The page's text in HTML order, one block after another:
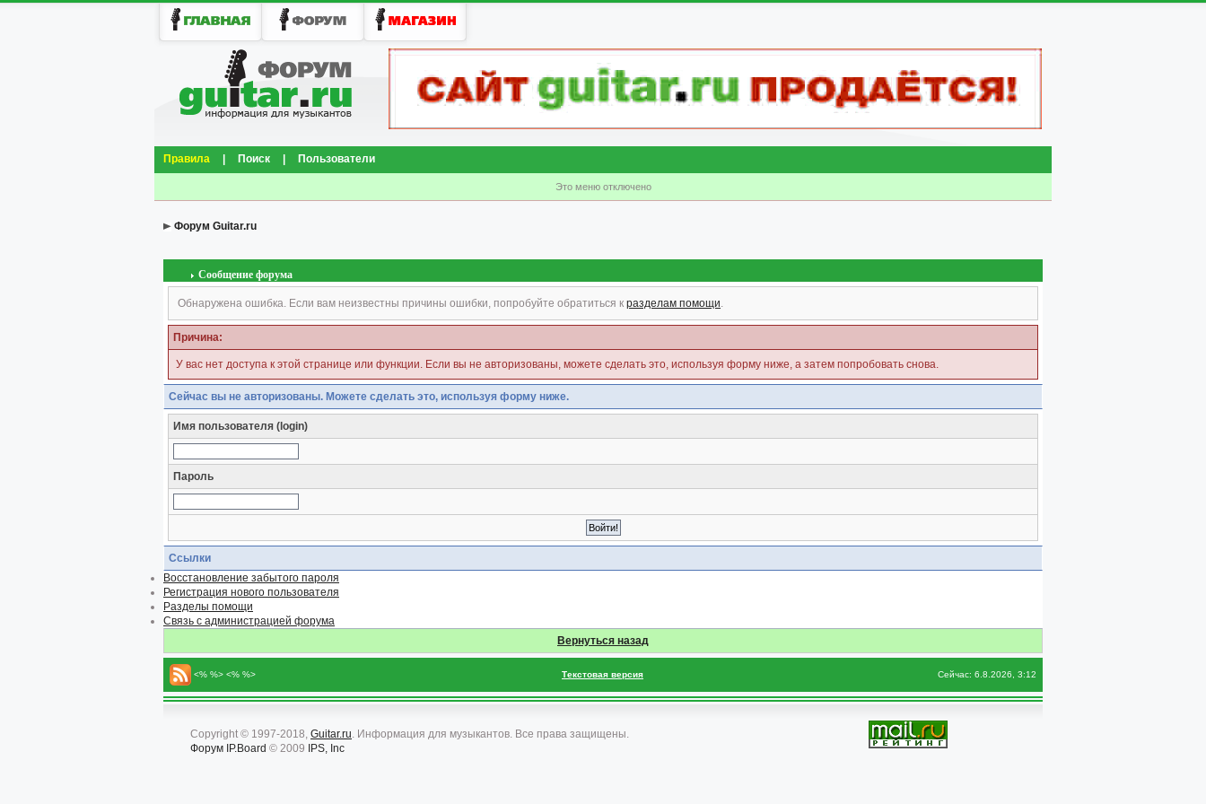
Правила Поиск Пользователи
Это меню отключено
Форум Guitar.ru
Сообщение форума
Обнаружена ошибка. Если вам неизвестны причины ошибки, попробуйте обратиться к разделам помощи.
Причина:
У вас нет доступа к этой странице или функции. Если вы не авторизованы, можете сделать это, используя форму ниже, а затем попробовать снова.
Сейчас вы не авторизованы. Можете сделать это, используя форму ниже.
Имя пользователя (login)
Пароль
Ссылки
Восстановление забытого пароля
Регистрация нового пользователя
Разделы помощи
Связь с администрацией форума
Вернуться назад
<% %> <% %> Текстовая версия Сейчас: 6.8.2026, 3:12
Copyright © 1997-2018, Guitar.ru. Информация для музыкантов. Все права защищены.
Форум IP.Board © 2009 IPS, Inc